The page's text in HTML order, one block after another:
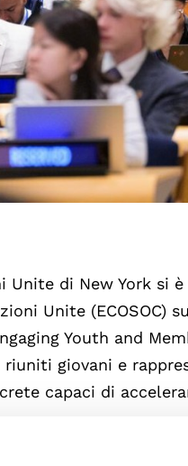
Unite di New York si
Unite (ECOSOC)
Youth and
riuniti giovani e
capaci di